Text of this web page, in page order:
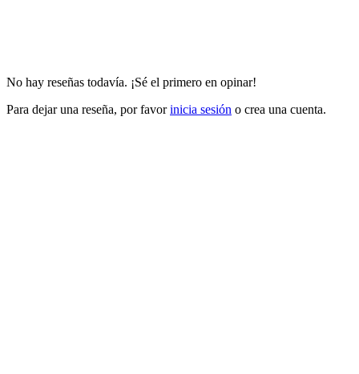
No hay reseñas todavía. ¡Sé el primero en opinar!
Para dejar una reseña, por favorinicia sesión o crea una cuenta.